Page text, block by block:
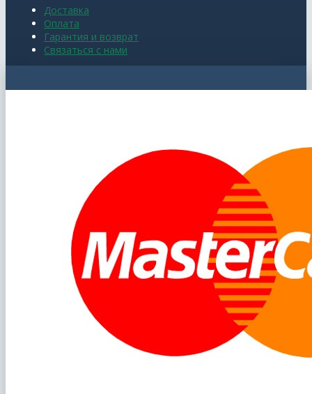
Доставка
Оплата
Гарантия и возврат
Связаться с нами